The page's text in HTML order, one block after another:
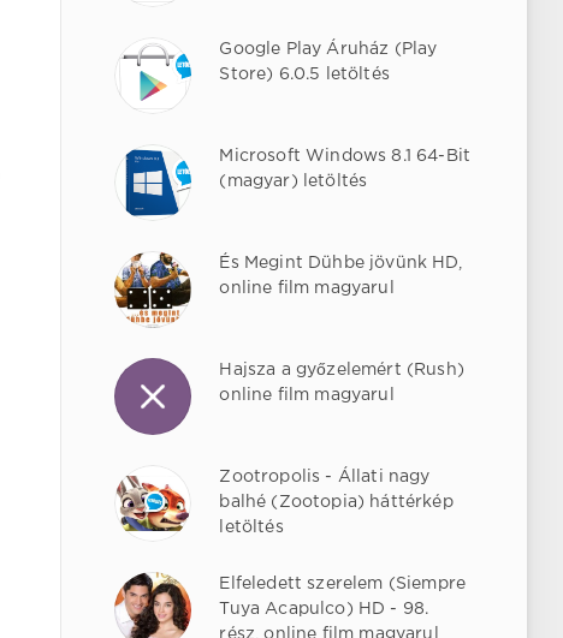
Google Play Áruház (Play
Store) 6.0.5 letöltés
Microsoft Windows 8.1 64-Bit
(magyar) letöltés
És Megint Dühbe jövünk HD,
online film magyarul
Hajsza a győzelemért (Rush)
online film magyarul
Zootropolis - Állati nagy
balhé (Zootopia) háttérkép
letöltés
Elfeledett szerelem (Siempre
Tuya Acapulco) HD - 98.
rész, online film magyarul